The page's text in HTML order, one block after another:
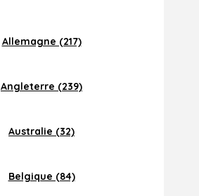
Allemagne (217)
Angleterre (239)
Australie (32)
Belgique (84)